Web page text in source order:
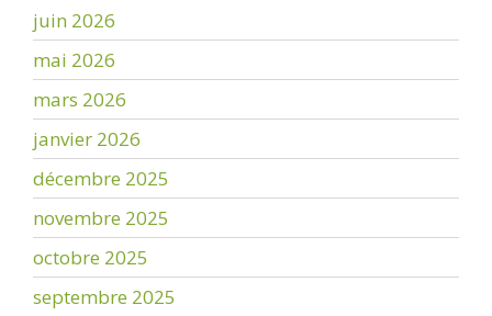
juin 2026
mai 2026
mars 2026
janvier 2026
décembre 2025
novembre 2025
octobre 2025
septembre 2025